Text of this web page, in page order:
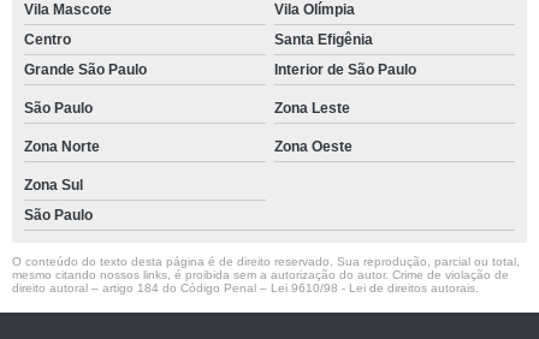
Vila Mascote
Vila Olímpia
Centro
Santa Efigênia
Grande São Paulo
Interior de São Paulo
São Paulo Zona Leste
Zona Norte Zona Oeste
Zona Sul
São Paulo
O conteúdo do texto desta página é de direito reservado. Sua reprodução, parcial ou total,
mesmo citando nossos links, é proibida sem a autorização do autor. Crime de violação de
direito autoral – artigo 184 do Código Penal – Lei 9610/98 - Lei de direitos autorais